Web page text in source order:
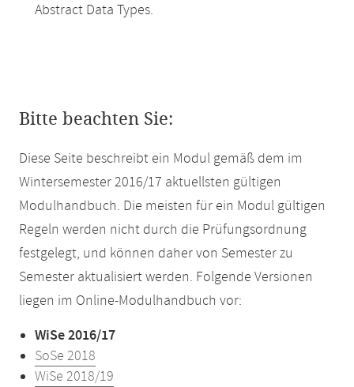
Abstract Data Types.
Bitte beachten Sie:
Diese Seite beschreibt ein Modul gemäß dem im
Wintersemester 2016/17 aktuellsten gültigen
Modulhandbuch. Die meisten für ein Modul gültigen
Regeln werden nicht durch die Prüfungsordnung
festgelegt, und können daher von Semester zu
Semester aktualisiert werden. Folgende Versionen
liegen im Online-Modulhandbuch vor:
WiSe 2016/17
SoSe 2018
WiSe 2018/19